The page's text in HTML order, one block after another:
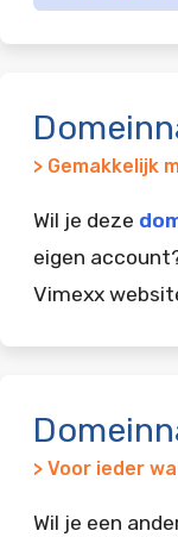
> Gemakkelijk
Wil je deze
eigen
Vimexx
> Voor ieder
Wil je een